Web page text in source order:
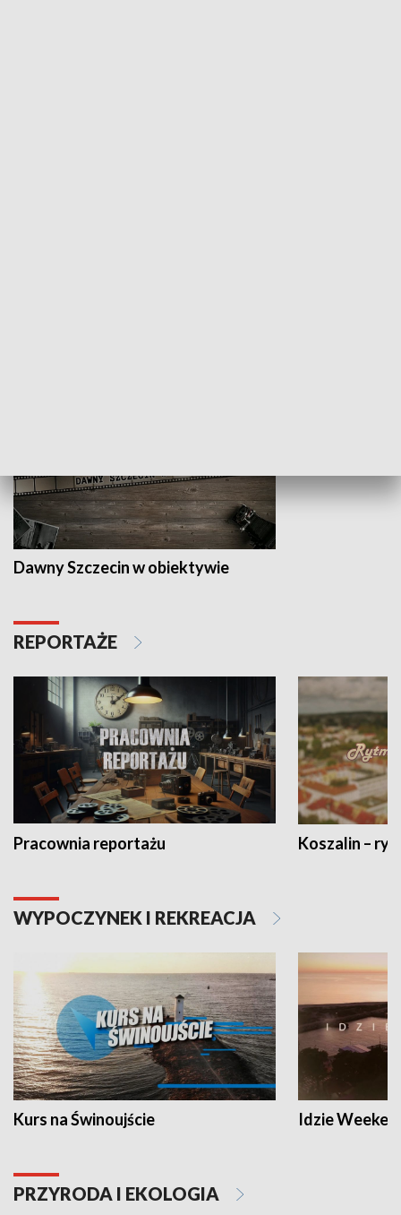
Dawny Szczecin w obiektywie
REPORTAŻE
Pracownia reportażu Koszalin –
WYPOCZYNEK I REKREACJA
Kurs na Świnoujście Idzie
PRZYRODA I EKOLOGIA